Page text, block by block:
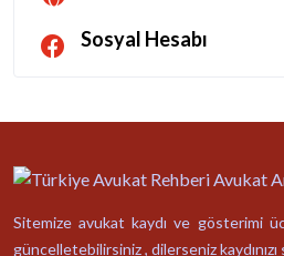
Sosyal Hesabı
Sitemize avukat kaydı ve gösterimi
güncelletebilirsiniz , dilerseniz